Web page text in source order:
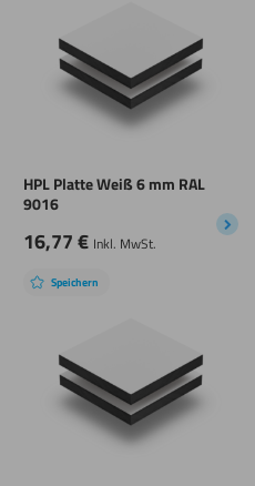
HPL Platte Weiß 6 mm RAL
9016
16,77€ Inkl. MwSt.
Speichern